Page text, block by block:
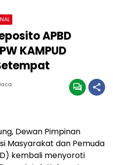
APBD
KAMPUD
Dewan Pimpinan
Masyarakat dan Pemuda
kembali menyoroti